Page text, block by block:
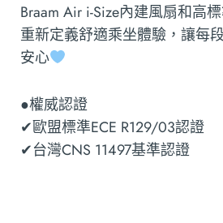
Braam Air i-Size內建風扇和高
重新定義舒適乘坐體驗，讓每
安心
●權威認證
✔歐盟標準ECE R129/03認證
✔台灣CNS 11497基準認證